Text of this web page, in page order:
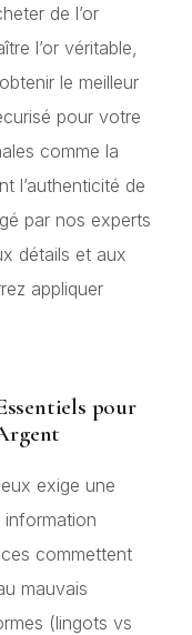
de l’or
l’or véritable,
le meilleur
pour votre
comme la
l’authenticité de
par nos experts
détails et aux
appliquer
pour
exige une
commettent
mauvais
(lingots vs